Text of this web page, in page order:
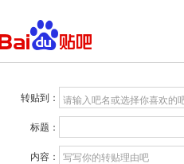
转贴到： 请输入吧名或选择你喜欢的
标题：
内容： 写写你的转贴理由吧